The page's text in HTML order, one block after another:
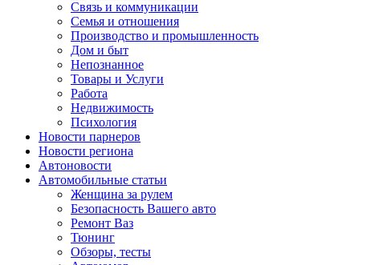
Связь и коммуникации
Семья и отношения
Производство и промышленность
Дом и быт
Непознанное
Товары и Услуги
Работа
Недвижимость
Психология
Новости парнеров
Новости региона
Автоновости
Автомобильные статьи
Женщина за рулем
Безопасность Вашего авто
Ремонт Ваз
Тюнинг
Обзоры, тесты